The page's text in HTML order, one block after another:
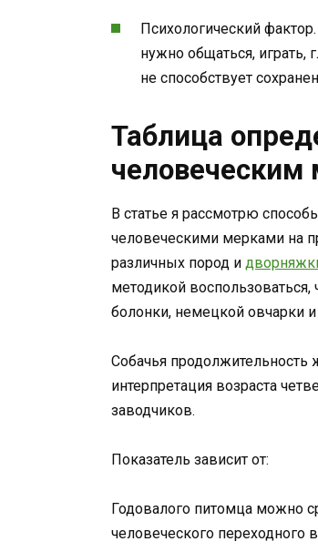
Психологический
нужно общаться, играть,
не способствует
Таблица
человеческим
В статье я рассмотрю
человеческими мерками на
различных пород и
методикой
болонки, немецкой овчарки
Собачья продолжительность
интерпретация возраста
заводчиков.
Показатель зависит от:
Годовалого питомца можно
человеческого переходного